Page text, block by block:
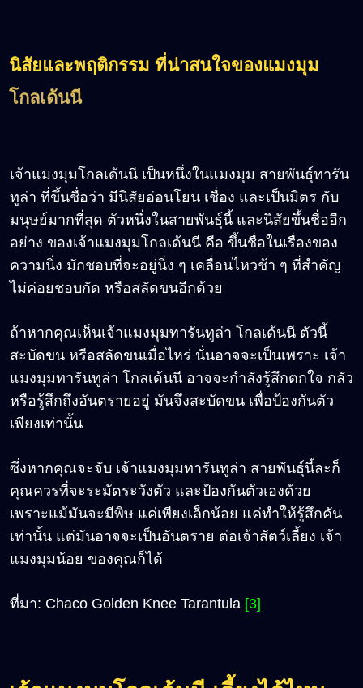
นิสัยและพฤติกรรม ที่น่าสนใจของแมงมุม
โกลเด้นนี
เจ้าแมงมุมโกลเด้นนี เป็นหนึ่งในแมงมุม สายพันธุ์ทารัน
ทูล่า ที่ขึ้นชื่อว่า มีนิสัยอ่อนโยน เชื่อง และเป็นมิตร กับ
มนุษย์มากที่สุด ตัวหนึ่งในสายพันธุ์นี้ และนิสัยขึ้นชื่ออีก
อย่าง ของเจ้าแมงมุมโกลเด้นนี คือ ขึ้นชื่อในเรื่องของ
ความนิ่ง มักชอบที่จะอยู่นิ่ง ๆ เคลื่อนไหวช้า ๆ ที่สำคัญ
ไม่ค่อยชอบกัด หรือสลัดขนอีกด้วย
ถ้าหากคุณเห็นเจ้าแมงมุมทารันทูล่า โกลเด้นนี ตัวนี้
สะบัดขน หรือสลัดขนเมื่อไหร่ นั่นอาจจะเป็นเพราะ เจ้า
แมงมุมทารันทูล่า โกลเด้นนี อาจจะกำลังรู้สึกตกใจ กลัว
หรือรู้สึกถึงอันตรายอยู่ มันจึงสะบัดขน เพื่อป้องกันตัว
เพียงเท่านั้น
ซึ่งหากคุณจะจับ เจ้าแมงมุมทารันทูล่า สายพันธุ์นี้ละก็
คุณควรที่จะระมัดระวังตัว และป้องกันตัวเองด้วย
เพราะแม้มันจะมีพิษ แค่เพียงเล็กน้อย แค่ทำให้รู้สึกคัน
เท่านั้น แต่มันอาจจะเป็นอันตราย ต่อเจ้าสัตว์เลี้ยง เจ้า
แมงมุมน้อย ของคุณก็ได้
ที่มา: Chaco Golden Knee Tarantula [3]